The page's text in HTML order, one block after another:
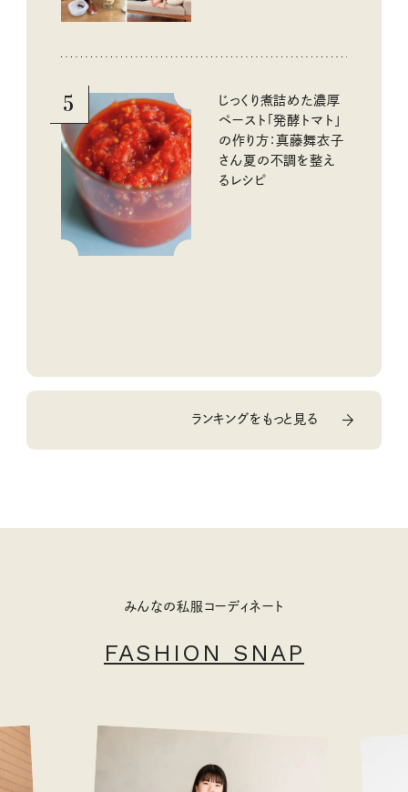
5
じっくり煮詰めた濃厚
ペースト「発酵トマト」
の作り方：真藤舞衣子
さん夏の不調を整え
るレシピ
ランキングをもっと見る
みんなの私服コーディネート
FASHION SNAP